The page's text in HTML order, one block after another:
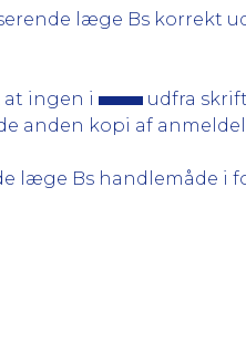
læge Bs korrekt
ingen i
udfra
anden kopi af
Bs handlemåde i